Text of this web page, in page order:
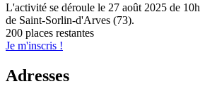
L'activité se déroule le 27 août 2025 de
de Saint-Sorlin-d'Arves (73).
200 places restantes
Je m'inscris !
Adresses